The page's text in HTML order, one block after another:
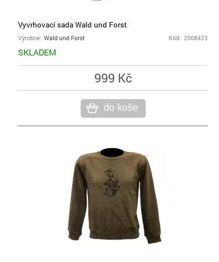
Vyvrhovací sada Wald und Forst
Výrobce: Wald und Forst Kód: 2008423
SKLADEM
999 Kč
do koše